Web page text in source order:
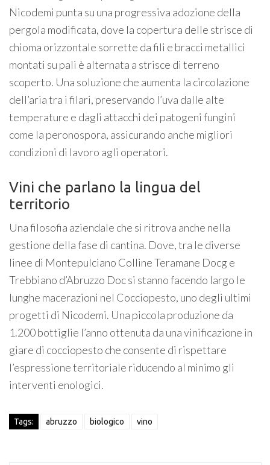
Nicodemi punta su una progressiva adozione della
pergola modificata, dove la copertura delle strisce di
chioma orizzontale sorrette da fili e bracci metallici
montati su pali è alternata a strisce di terreno
scoperto. Una soluzione che aumenta la circolazione
dell’aria tra i filari, preservando l’uva dalle alte
temperature e dagli attacchi dei patogeni fungini
come la peronospora, assicurando anche migliori
condizioni di lavoro agli operatori.
Vini che parlano la lingua del
territorio
Una filosofia aziendale che si ritrova anche nella
gestione della fase di cantina. Dove, tra le diverse
linee di Montepulciano Colline Teramane Docg e
Trebbiano d’Abruzzo Doc si stanno facendo largo le
lunghe macerazioni nel Cocciopesto, uno degli ultimi
progetti di Nicodemi. Una piccola produzione da
1.200 bottiglie l’anno ottenuta da una vinificazione in
giare di cocciopesto che consente di rispettare
l’espressione territoriale riducendo al minimo gli
interventi enologici.
Tags: abruzzo biologico vino